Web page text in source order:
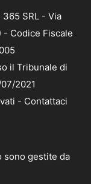
SRL - Via
- Codice Fiscale
il Tribunale di
2021
- Contattaci
sono gestite da